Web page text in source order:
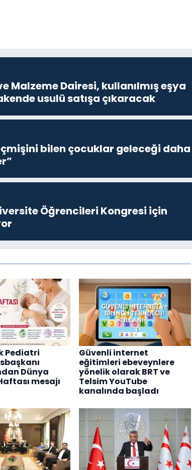
Malzeme Dairesi, kullanılmış eşya
usulü satışa çıkaracak
bilen çocuklar geleceği daha
Öğrencileri Kongresi için
Pediatri
Dünya
mesajı
Güvenli internet
eğitimleri ebeveynlere
yönelik olarak BRT ve
Telsim YouTube
kanalında başladı